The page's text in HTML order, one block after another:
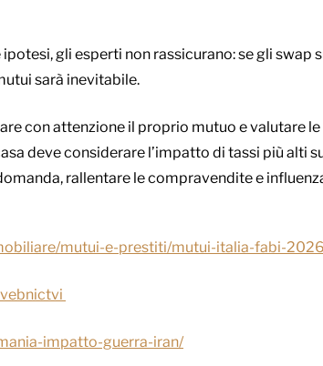
gli esperti non rassicurano: se gli swap
sarà inevitabile.
con attenzione il proprio mutuo e valutare
deve considerare l’impatto di tassi più alti
rallentare le compravendite e
mutui-e-prestiti/mutui-italia-fabi-
impatto-guerra-iran/